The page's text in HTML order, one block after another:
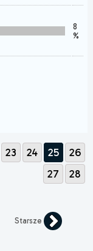
8
%
23 24 25
26
27
28
Starsze